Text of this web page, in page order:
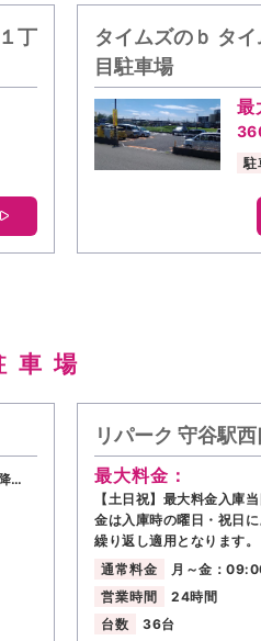
丁
タイムズのｂ タ
目駐車場
最
駐
車場
…
リパーク 守谷駅西
最大料金：
【土日祝】最大料金入庫
金は入庫時の曜日・祝日
繰り返し適用となります。
通常料金
月～金：
営業時間
24時間
台数
36台